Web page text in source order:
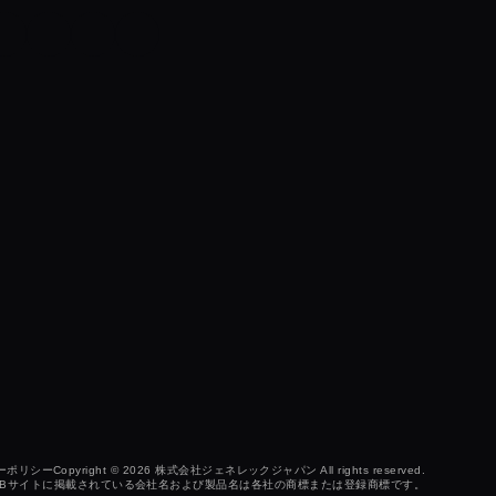
ポリシーCopyright © 2026株式会社ジェネレックジャパン All rights reserved.
サイトに掲載されている会社名および製品名は各社の商標または登録商標です。